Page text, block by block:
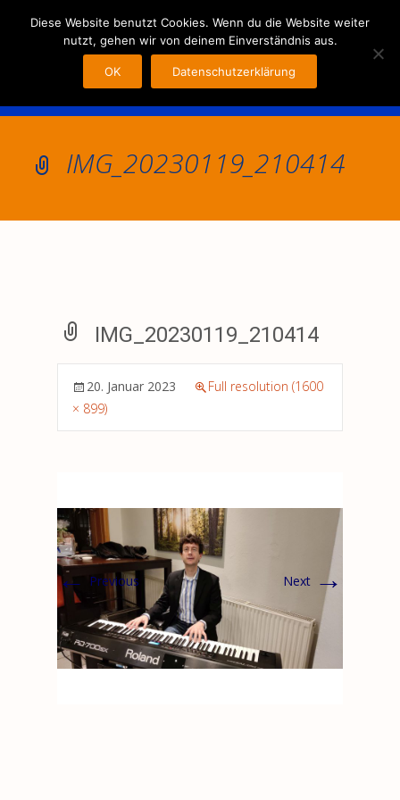
IMG_20230119_210414
IMG_20230119_210414
20. Januar 2023
Full resolution (1600
× 899)
← Previous Next →
MENU
Diese Website benutzt Cookies. Wenn du die Website weiter
nutzt, gehen wir von deinem Einverständnis aus.
OK Datenschutzerklärung